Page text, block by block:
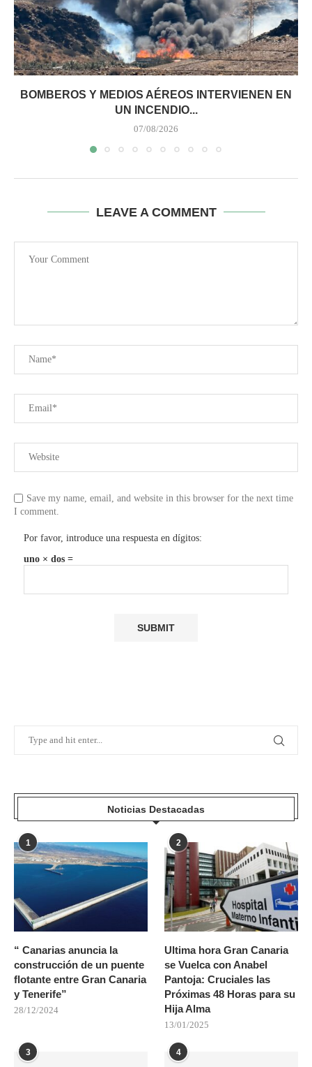
BOMBEROS Y MEDIOS AÉREOS INTERVIENEN EN
UN INCENDIO...
07/08/2026
LEAVE A COMMENT
Save my name, email, and website in this browser for the next time
I comment.
Por favor, introduce una respuesta en dígitos:
uno × dos =
Noticias Destacadas
1
“ Canarias anuncia la
construcción de un puente
flotante entre Gran Canaria
y Tenerife”
28/12/2024
2
Ultima hora Gran Canaria
se Vuelca con Anabel
Pantoja: Cruciales las
Próximas 48 Horas para su
Hija Alma
13/01/2025
3 4